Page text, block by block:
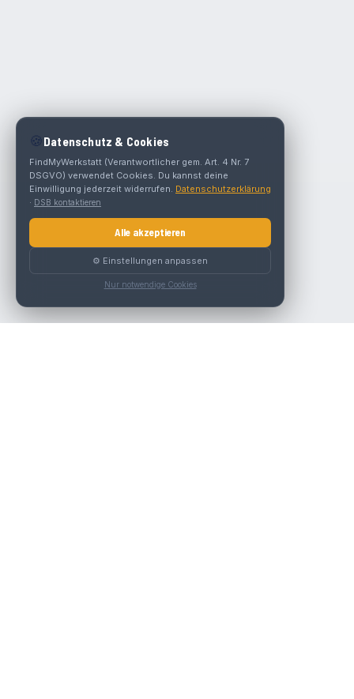
🍪 Datenschutz & Cookies
FindMyWerkstatt (Verantwortlicher gem. Art. 4 Nr. 7
DSGVO) verwendet Cookies. Du kannst deine
Einwilligung jederzeit widerrufen. Datenschutzerklärung
· DSB kontaktieren
Alle akzeptieren
⚙️ Einstellungen anpassen
Nur notwendige Cookies